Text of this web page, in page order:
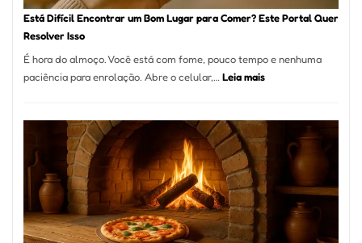
Paulo
Está Difícil Encontrar um Bom Lugar para Comer? Este Portal Quer
Resolver Isso
É hora do almoço. Você está com fome, pouco tempo e nenhuma
paciência para enrolação. Abre o celular,… Leia mais:
Encontrar
um
Bom
Lugar
para
Comer?
Este